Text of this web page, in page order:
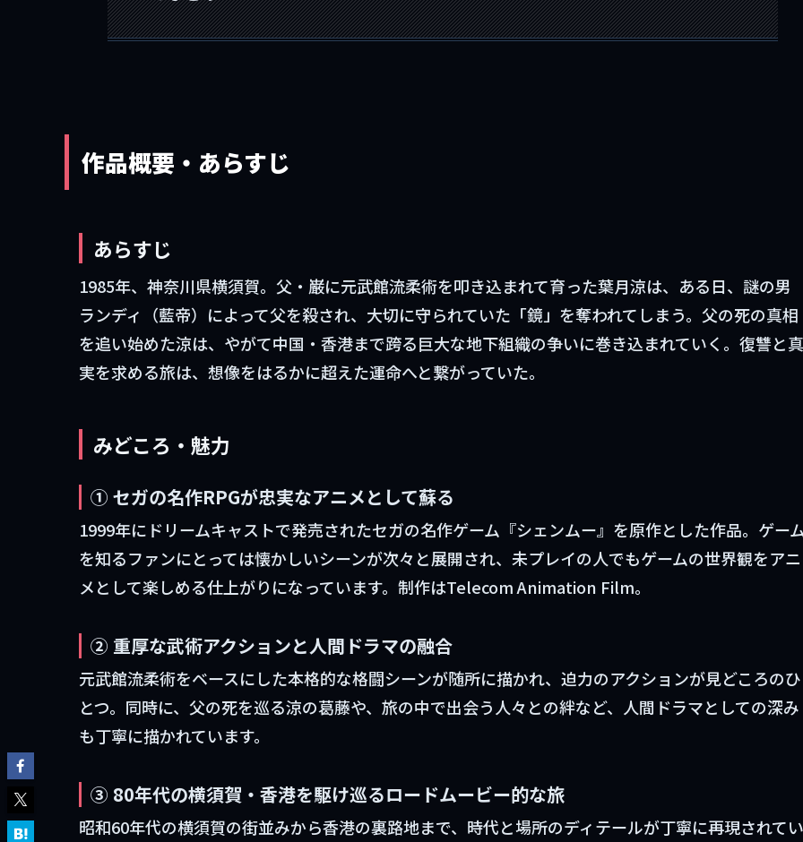
作品概要・あらすじ
あらすじ
1985年、神奈川県横須賀。父・巌に元武館流柔術を叩き込まれて育った葉月涼は、ある日、謎の男
ランディ（藍帝）によって父を殺され、大切に守られていた「鏡」を奪われてしまう。父の死の真相
を追い始めた涼は、やがて中国・香港まで跨る巨大な地下組織の争いに巻き込まれていく。復讐と真
実を求める旅は、想像をはるかに超えた運命へと繋がっていた。
みどころ・魅力
① セガの名作RPGが忠実なアニメとして蘇る
1999年にドリームキャストで発売されたセガの名作ゲーム『シェンムー』を原作とした作品。ゲー
を知るファンにとっては懐かしいシーンが次々と展開され、未プレイの人でもゲームの世界観をアニ
メとして楽しめる仕上がりになっています。制作はTelecom Animation Film。
② 重厚な武術アクションと人間ドラマの融合
元武館流柔術をベースにした本格的な格闘シーンが随所に描かれ、迫力のアクションが見どころのひ
とつ。同時に、父の死を巡る涼の葛藤や、旅の中で出会う人々との絆など、人間ドラマとしての深み
も丁寧に描かれています。
③ 80年代の横須賀・香港を駆け巡るロードムービー的な旅
昭和60年代の横須賀の街並みから香港の裏路地まで、時代と場所のディテールが丁寧に再現されてい